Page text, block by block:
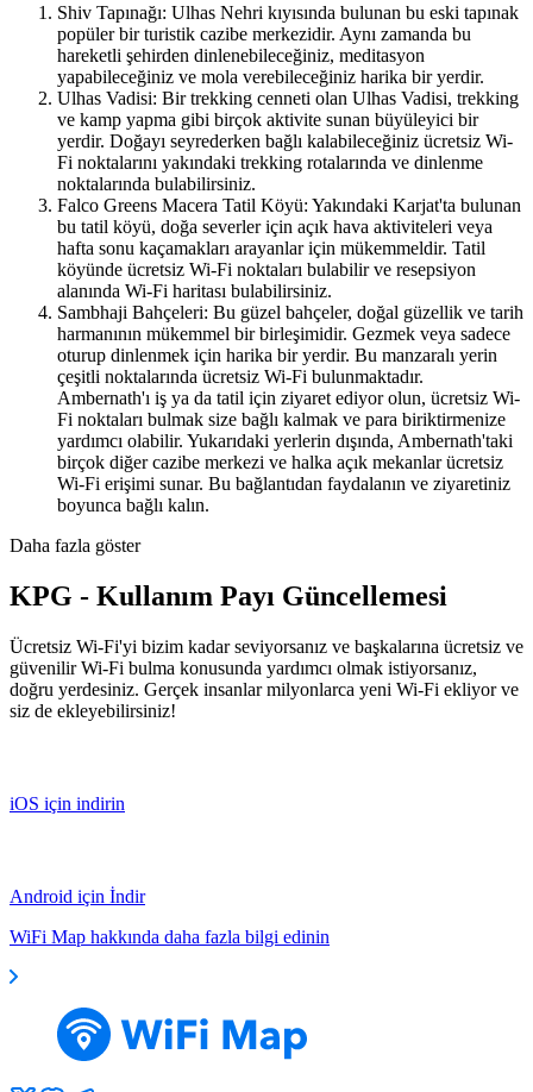
Shiv Tapınağı: Ulhas Nehri kıyısında bulunan bu eski tapınak
popüler bir turistik cazibe merkezidir. Aynı zamanda bu
hareketli şehirden dinlenebileceğiniz, meditasyon
yapabileceğiniz ve mola verebileceğiniz harika bir yerdir.
Ulhas Vadisi: Bir trekking cenneti olan Ulhas Vadisi, trekking
ve kamp yapma gibi birçok aktivite sunan büyüleyici bir
yerdir. Doğayı seyrederken bağlı kalabileceğiniz ücretsiz Wi-
Fi noktalarını yakındaki trekking rotalarında ve dinlenme
noktalarında bulabilirsiniz.
Falco Greens Macera Tatil Köyü: Yakındaki Karjat'ta bulunan
bu tatil köyü, doğa severler için açık hava aktiviteleri veya
hafta sonu kaçamakları arayanlar için mükemmeldir. Tatil
köyünde ücretsiz Wi-Fi noktaları bulabilir ve resepsiyon
alanında Wi-Fi haritası bulabilirsiniz.
Sambhaji Bahçeleri: Bu güzel bahçeler, doğal güzellik ve tarih
harmanının mükemmel bir birleşimidir. Gezmek veya sadece
oturup dinlenmek için harika bir yerdir. Bu manzaralı yerin
çeşitli noktalarında ücretsiz Wi-Fi bulunmaktadır.
Ambernath'ı iş ya da tatil için ziyaret ediyor olun, ücretsiz Wi-
Fi noktaları bulmak size bağlı kalmak ve para biriktirmenize
yardımcı olabilir. Yukarıdaki yerlerin dışında, Ambernath'taki
birçok diğer cazibe merkezi ve halka açık mekanlar ücretsiz
Wi-Fi erişimi sunar. Bu bağlantıdan faydalanın ve ziyaretiniz
boyunca bağlı kalın.
Daha fazla göster
KPG - Kullanım Payı Güncellemesi
Ücretsiz Wi-Fi'yi bizim kadar seviyorsanız ve başkalarına ücretsiz ve
güvenilir Wi-Fi bulma konusunda yardımcı olmak istiyorsanız,
doğru yerdesiniz. Gerçek insanlar milyonlarca yeni Wi-Fi ekliyor ve
siz de ekleyebilirsiniz!
iOS için indirin
Android için İndir
WiFi Map hakkında daha fazla bilgi edinin